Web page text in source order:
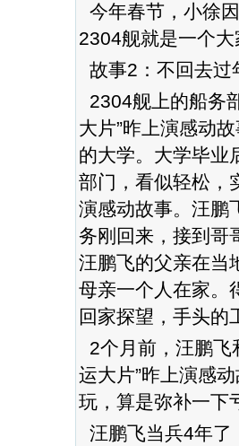
今年春节，小徐
2304舰就是一个
故事2：不回去过
2304舰上的船务
大片”昨上演感动
的大学。大学毕业
部门，看似轻松，
演感动故事。汪鹏
务刚回来，接到哥
汪鹏飞的父亲在当
母亲一个人在家。
回家探望，手头的
2个月前，汪鹏飞
运大片”昨上演感
玩，算是弥补一下
汪鹏飞当兵4年了